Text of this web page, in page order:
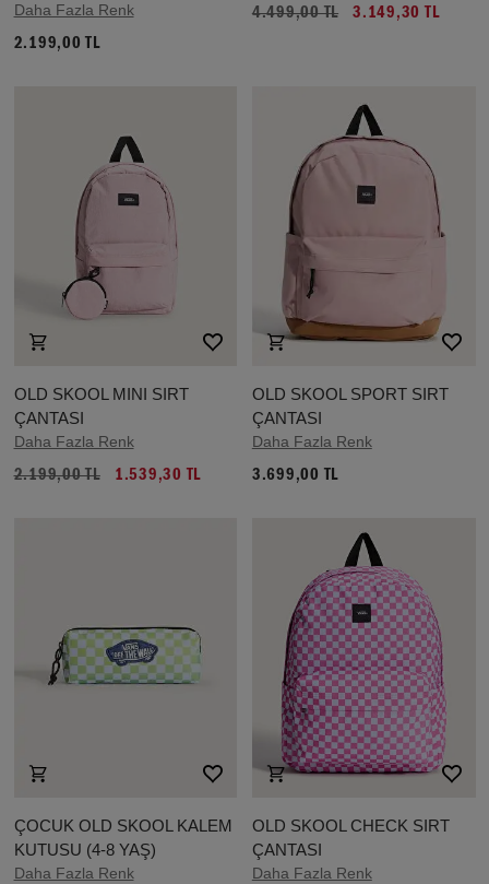
Daha Fazla Renk
2.199,00 TL
4.499,00 TL 3.149,30 TL
OLD SKOOL MINI SIRT
ÇANTASI
Daha Fazla Renk
2.199,00 TL 1.539,30 TL
OLD SKOOL SPORT SIRT
ÇANTASI
Daha Fazla Renk
3.699,00 TL
ÇOCUK OLD SKOOL KALEM
KUTUSU (4-8 YAŞ)
Daha Fazla Renk
OLD SKOOL CHECK SIRT
ÇANTASI
Daha Fazla Renk